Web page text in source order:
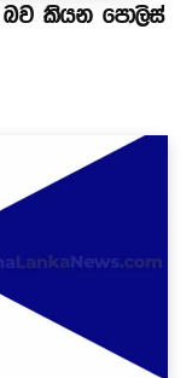
බව කියන පොලිස්